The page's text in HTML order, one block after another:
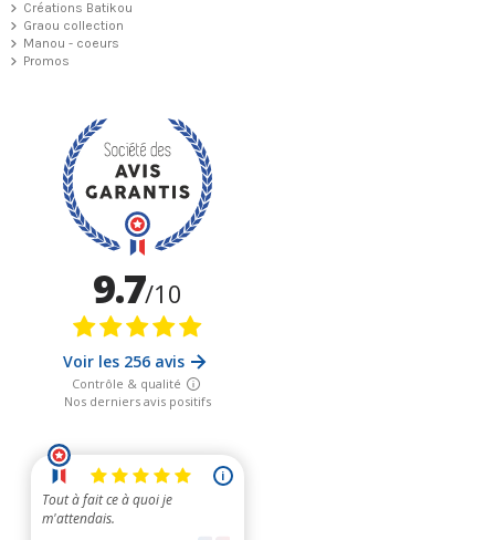
Créations Batikou
Graou collection
Manou - coeurs
Promos